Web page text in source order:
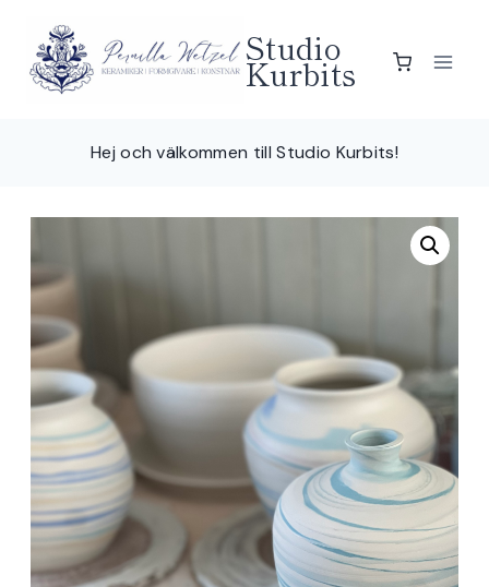
content
Studio
Kurbits
Hej och välkommen till Studio Kurbits!